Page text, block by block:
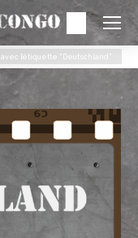
Search:
l’étiquette "Deutschland"